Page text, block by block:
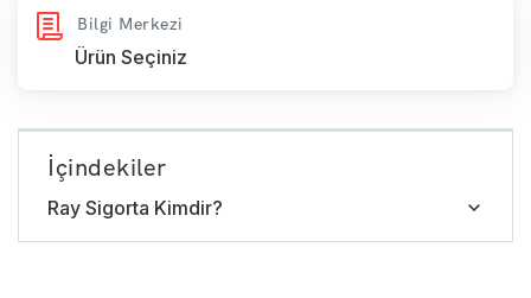
Bilgi Merkezi
Ürün Seçiniz
İçindekiler
Ray Sigorta Kimdir?